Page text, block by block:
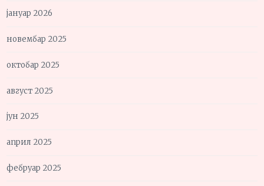
јануар 2026
новембар 2025
октобар 2025
август 2025
јун 2025
април 2025
фебруар 2025